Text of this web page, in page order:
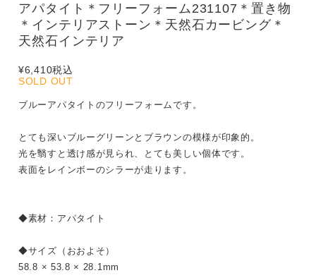
アパタイト＊フリーフォーム231107＊置き物
＊インテリアストーン＊天然石カービング＊
天然石インテリア
¥6,410税込
SOLD OUT
ブルーアパタイトのフリーフォームです。
とても深いブルーグリーンとブラウンの模様が印象的。
光を翳すと透け感が見られ、とても美しい個体です。
表面をレインボーのシラーが走ります。
◆素材：アパタイト
◆サイズ（おおよそ）
58.8 × 53.8 × 28.1mm